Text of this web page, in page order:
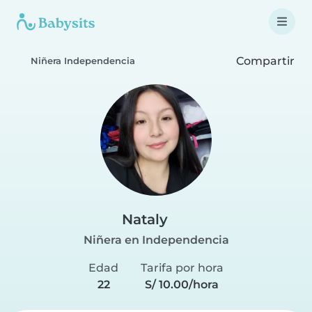
Niñera Independencia Compartir
Nataly
Niñera en Independencia
Edad
22
Tarifa por hora
S/ 10.00/hora